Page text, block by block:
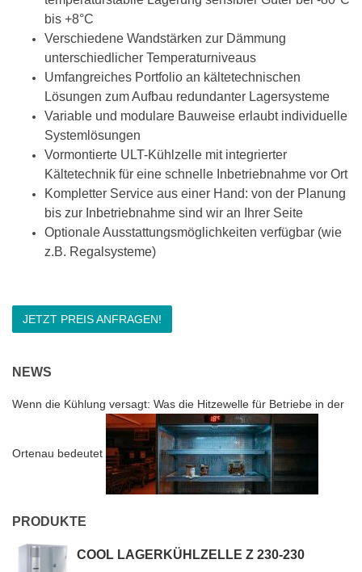
bis +8°C
Verschiedene Wandstärken zur Dämmung
unterschiedlicher Temperaturniveaus
Umfangreiches Portfolio an kältetechnischen
Lösungen zum Aufbau redundanter Lagersysteme
Variable und modulare Bauweise erlaubt individuelle
Systemlösungen
Vormontierte ULT-Kühlzelle mit integrierter
Kältetechnik für eine schnelle Inbetriebnahme vor Ort
Kompletter Service aus einer Hand: von der Planung
bis zur Inbetriebnahme sind wir an Ihrer Seite
Optionale Ausstattungsmöglichkeiten verfügbar (wie
z.B. Regalsysteme)
JETZT PREIS ANFRAGEN!
NEWS
Wenn die Kühlung versagt: Was die Hitzewelle für Betriebe in der
Ortenau bedeutet
PRODUKTE
COOL LAGERKÜHLZELLE Z 230-230